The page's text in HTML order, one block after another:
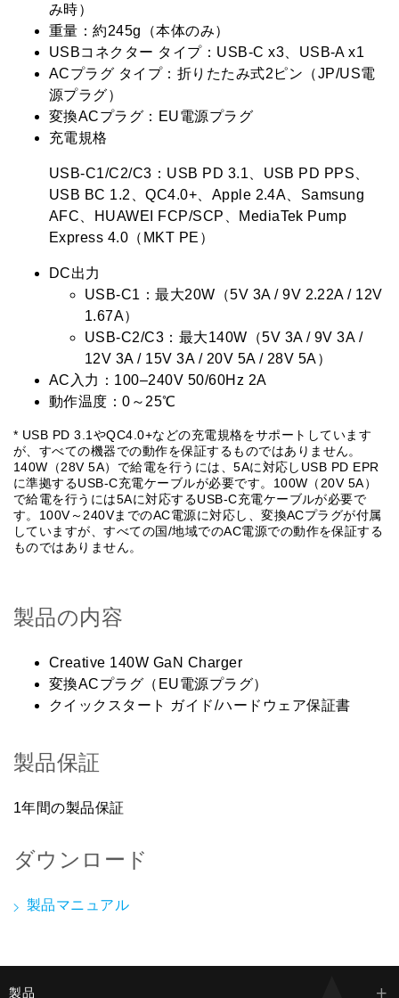
み時）
重量：約245g（本体のみ）
USBコネクター タイプ：USB-C x3、USB-A x1
ACプラグ タイプ：折りたたみ式2ピン（JP/US電
源プラグ）
変換ACプラグ：EU電源プラグ
充電規格
USB-C1/C2/C3：USB PD 3.1、USB PD PPS、
USB BC 1.2、QC4.0+、Apple 2.4A、Samsung
AFC、HUAWEI FCP/SCP、MediaTek Pump
Express 4.0（MKT PE）
DC出力
USB-C1：最大20W（5V 3A / 9V 2.22A / 12V
1.67A）
USB-C2/C3：最大140W（5V 3A / 9V 3A /
12V 3A / 15V 3A / 20V 5A / 28V 5A）
AC入力：100–240V 50/60Hz 2A
動作温度：0～25℃
* USB PD 3.1やQC4.0+などの充電規格をサポートしています
が、すべての機器での動作を保証するものではありません。
140W（28V 5A）で給電を行うには、5Aに対応しUSB PD EPR
に準拠するUSB-C充電ケーブルが必要です。100W（20V 5A）
で給電を行うには5Aに対応するUSB-C充電ケーブルが必要で
す。100V～240VまでのAC電源に対応し、変換ACプラグが付属
していますが、すべての国/地域でのAC電源での動作を保証する
ものではありません。
製品の内容
Creative 140W GaN Charger
変換ACプラグ（EU電源プラグ）
クイックスタート ガイド/ハードウェア保証書
製品保証
1年間の製品保証
ダウンロード
製品マニュアル
製品